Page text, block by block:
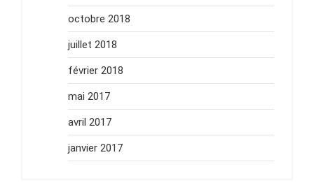
octobre 2018
juillet 2018
février 2018
mai 2017
avril 2017
janvier 2017